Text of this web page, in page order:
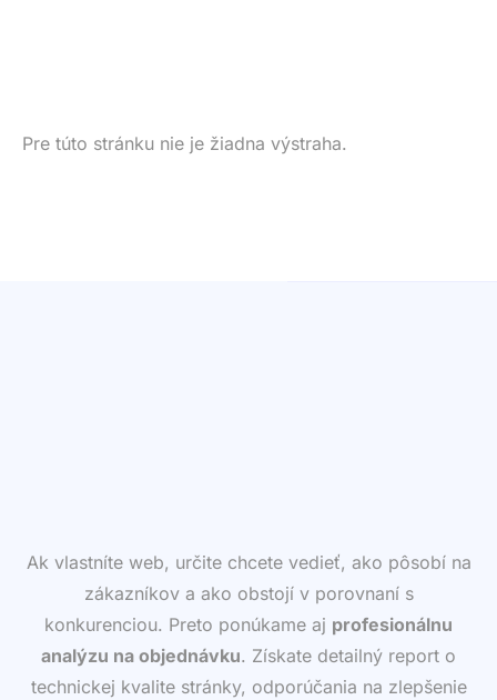
Pre túto stránku nie je žiadna výstraha.
Ak vlastníte web, určite chcete vedieť, ako pôsobí na
zákazníkov a ako obstojí v porovnaní s
konkurenciou. Preto ponúkame aj profesionálnu
analýzu na objednávku. Získate detailný report o
technickej kvalite stránky, odporúčania na zlepšenie